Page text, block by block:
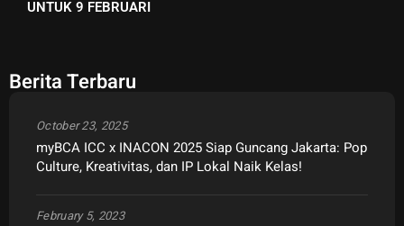
UNTUK 9 FEBRUARI
Berita Terbaru
myBCA ICC x INACON 2025 Siap Guncang Jakarta: Pop
Culture, Kreativitas, dan IP Lokal Naik Kelas!
October 23, 2025
February 5, 2023